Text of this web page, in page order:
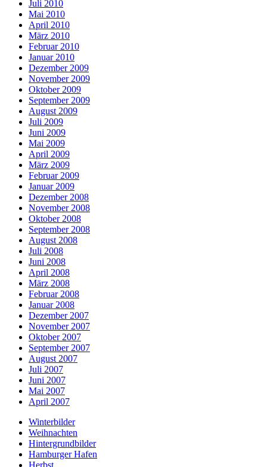
Juli 2010
Mai 2010
April 2010
März 2010
Februar 2010
Januar 2010
Dezember 2009
November 2009
Oktober 2009
September 2009
August 2009
Juli 2009
Juni 2009
Mai 2009
April 2009
März 2009
Februar 2009
Januar 2009
Dezember 2008
November 2008
Oktober 2008
September 2008
August 2008
Juli 2008
Juni 2008
April 2008
März 2008
Februar 2008
Januar 2008
Dezember 2007
November 2007
Oktober 2007
September 2007
August 2007
Juli 2007
Juni 2007
Mai 2007
April 2007
Winterbilder
Weihnachten
Hintergrundbilder
Hamburger Hafen
Herbst